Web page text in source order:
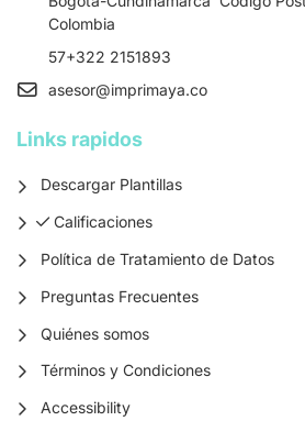
Colombia
57+322 2151893
asesor@imprimaya.co
Links rapidos
Descargar Plantillas
Calificaciones
Calificaciones
Política de Tratamiento de Datos
Preguntas Frecuentes
Quiénes somos
Términos y Condiciones
Accessibility